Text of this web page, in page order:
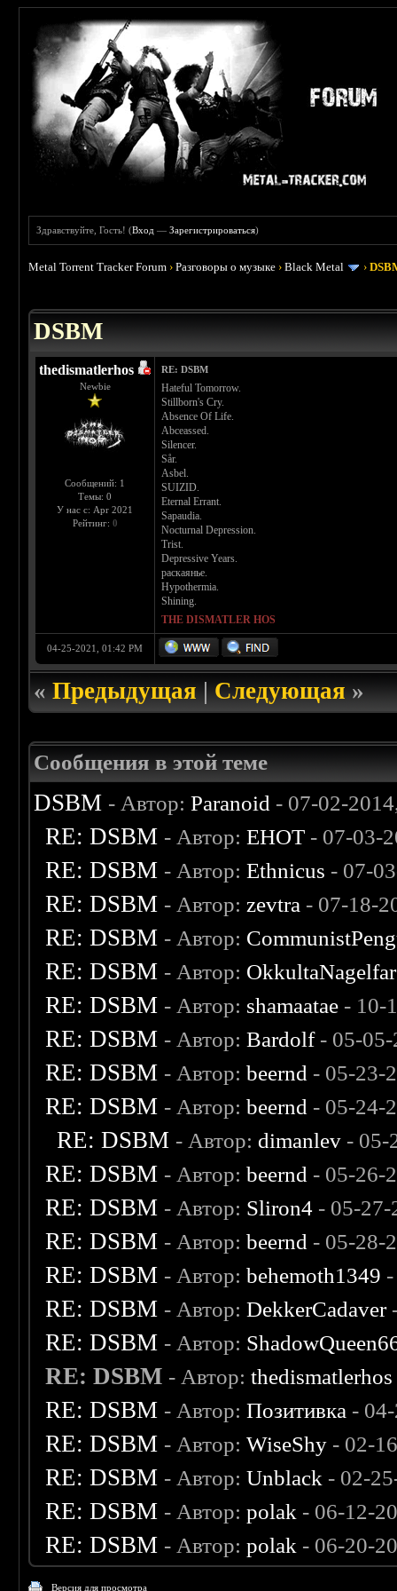
Здравствуйте, Гость! (Вход —Зарегистрироваться)
Metal Torrent Tracker Forum ›Разговоры о музыке ›Black Metal ›
DSBM
thedismatlerhos
Newbie
Сообщений: 1
Темы: 0
У нас с: Apr 2021
Рейтинг: 0
RE: DSBM
Hateful Tomorrow.
Stillborn's Cry.
Absence Of Life.
Abceassed.
Silencer.
Sår.
Asbel.
SUIZID.
Eternal Errant.
Sapaudia.
Nocturnal Depression.
Trist.
Depressive Years.
раскаянье.
Hypothermia.
Shining.
THE DISMATLER HOS
04-25-2021, 01:42 PM
«Предыдущая|Следующая»
Сообщения в этой теме
DSBM - Автор:Paranoid - 07-02-
RE: DSBM - Автор:EHOT - 07-03-
RE: DSBM - Автор:Ethnicus - 07-
RE: DSBM - Автор: zevtra - 07-18-
RE: DSBM - Автор:
RE: DSBM - Автор: OkkultaNagelfar
RE: DSBM - Автор: shamaatae - 10-
RE: DSBM - Автор:Bardolf- 05-05-
RE: DSBM - Автор:beernd - 05-23-
RE: DSBM - Автор:beernd - 05-24-
RE: DSBM - Автор: dimanlev - 05-
RE: DSBM - Автор:beernd - 05-26-
RE: DSBM - Автор: Sliron4 - 05-
RE: DSBM - Автор:beernd - 05-28-
RE: DSBM - Автор:behemoth1349
RE: DSBM - Автор:DekkerCadaver
RE: DSBM - Автор:
RE: DSBM - Автор:thedismatlerhos
RE: DSBM - Автор:Позитивка -
RE: DSBM - Автор:WiseShy - 02-
RE: DSBM - Автор:Unblack - 02-
RE: DSBM - Автор:polak - 06-12-
RE: DSBM - Автор:polak - 06-20-
Версия для просмотра